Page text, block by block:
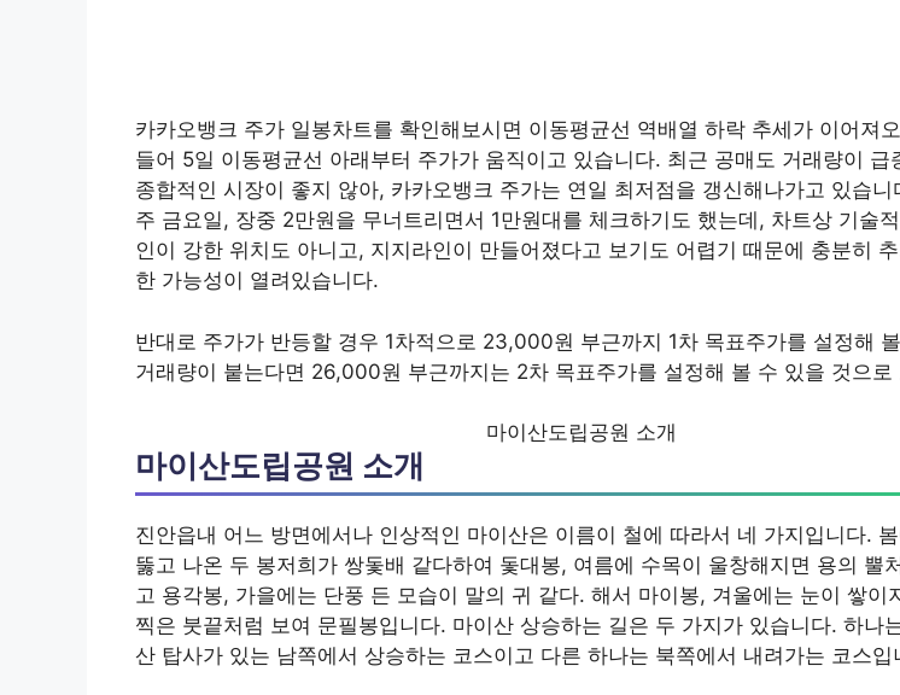
카카오뱅크 주가 일봉차트를 확인해보시면 이동평균선 역배열 하락 추세가 이어져
들어 5일 이동평균선 아래부터 주가가 움직이고 있습니다. 최근 공매도 거래량이 급
종합적인 시장이 좋지 않아, 카카오뱅크 주가는 연일 최저점을 갱신해나가고 있습니
주 금요일, 장중 2만원을 무너트리면서 1만원대를 체크하기도 했는데, 차트상 기술
인이 강한 위치도 아니고, 지지라인이 만들어졌다고 보기도 어렵기 때문에 충분히
한 가능성이 열려있습니다.
반대로 주가가 반등할 경우 1차적으로 23,000원 부근까지 1차 목표주가를 설정해
거래량이 붙는다면 26,000원 부근까지는 2차 목표주가를 설정해 볼 수 있을 것으로
마이산도립공원 소개
마이산도립공원 소개
진안읍내 어느 방면에서나 인상적인 마이산은 이름이 철에 따라서 네 가지입니다.
뚫고 나온 두 봉저희가 쌍돛배 같다하여 돛대봉, 여름에 수목이 울창해지면 용의 뿔
고 용각봉, 가을에는 단풍 든 모습이 말의 귀 같다. 해서 마이봉, 겨울에는 눈이 쌓이
찍은 붓끝처럼 보여 문필봉입니다. 마이산 상승하는 길은 두 가지가 있습니다. 하나
산 탑사가 있는 남쪽에서 상승하는 코스이고 다른 하나는 북쪽에서 내려가는 코스입